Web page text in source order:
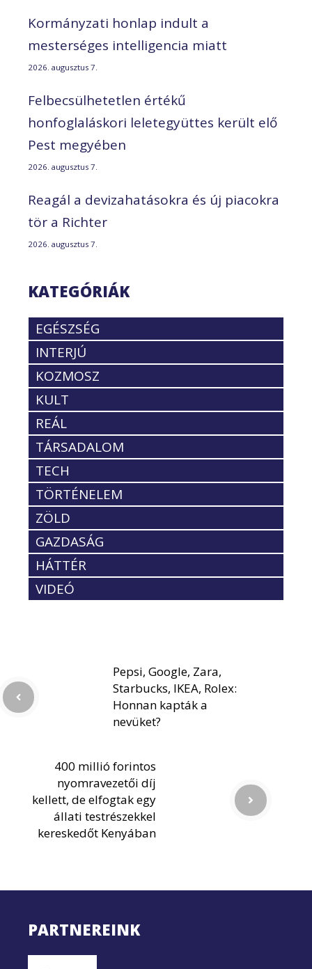
Kormányzati honlap indult a
mesterséges intelligencia miatt
2026. augusztus 7.
Felbecsülhetetlen értékű
honfoglaláskori leletegyüttes került elő
Pest megyében
2026. augusztus 7.
Reagál a devizahatásokra és új piacokra
tör a Richter
2026. augusztus 7.
KATEGÓRIÁK
EGÉSZSÉG
INTERJÚ
KOZMOSZ
KULT
REÁL
TÁRSADALOM
TECH
TÖRTÉNELEM
ZÖLD
GAZDASÁG
HÁTTÉR
VIDEÓ
Pepsi, Google, Zara,
Starbucks, IKEA, Rolex:
Honnan kapták a
nevüket?
400 millió forintos
nyomravezetői díj
kellett, de elfogtak egy
állati testrészekkel
kereskedőt Kenyában
PARTNEREINK